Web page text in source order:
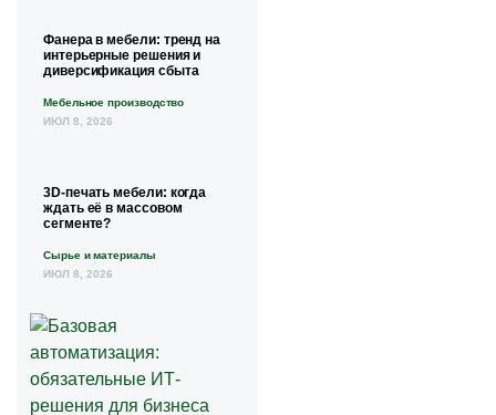
Фанера в мебели: тренд на
интерьерные решения и
диверсификация сбыта
Мебельное производство
ИЮЛ 8, 2026
3D-печать мебели: когда
ждать её в массовом
сегменте?
Сырье и материалы
ИЮЛ 8, 2026